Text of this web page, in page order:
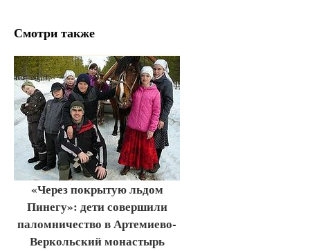
Смотри также
«Через покрытую льдом
Пинегу»: дети совершили
паломничество в Артемиево-
Веркольский монастырь